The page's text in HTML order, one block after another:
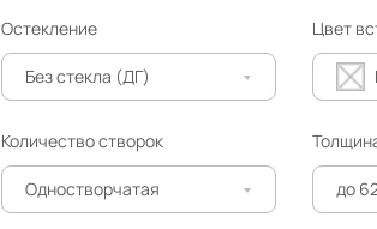
Остекление
Без стекла (ДГ)
Цвет
Количество створок
Одностворчатая до